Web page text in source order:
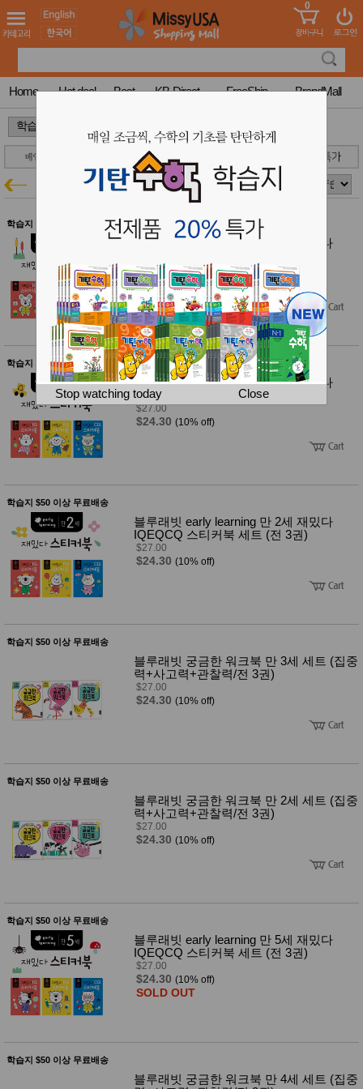
도 어린이
청소년
컬러링
북
한국학
습지
미국학
습지
고
국 송
꽃배송
건 홍삼전
문브랜
드
건강보
기능성
건강식
품
Diet/여
성용품
뷰 스킨케
메이크
업
어/염색
바디케
어/향수
장품
미용제
전 주방가
전
계절/생
활가전
건강가
전
드
조리용
품
주방소
품
면류
건조식
품
농산품
DVD
유아 보
드(칠
조형물
DIY
유아 이
유식
아기띠/
용/식기
MissyShop
Login
0
Home Hot deal Best KB-Direct FreeShip BrandMall
Stop watching today Close
블루래빗 학습지특가
학습지 $50 이상 무료배송
블루래빗 early learning 만 4세 재밌다
$28.00
$24.30(13% off)
학습지 $50 이상 무료배송
블루래빗 early learning 만 3세 재밌다
IQEQCQ 스티커북 세트 (전 3권)
$27.00
$24.30 (10% off)
학습지 $50 이상 무료배송
블루래빗 early learning 만 2세 재밌다
IQEQCQ 스티커북 세트 (전 3권)
$27.00
$24.30 (10% off)
학습지 $50 이상 무료배송
블루래빗 궁금한 워크북 만 3세 세트 (집중
력+사고력+관찰력/전 3권)
$27.00
$24.30 (10% off)
학습지 $50 이상 무료배송
블루래빗 궁금한 워크북 만 2세 세트 (집중
력+사고력+관찰력/전 3권)
$27.00
$24.30 (10% off)
학습지 $50 이상 무료배송
블루래빗 early learning 만 5세 재밌다
IQEQCQ 스티커북 세트 (전 3권)
$27.00
$24.30 (10% off)
SOLD OUT
학습지 $50 이상 무료배송
블루래빗 궁금한 워크북 만 4세 세트 (집중